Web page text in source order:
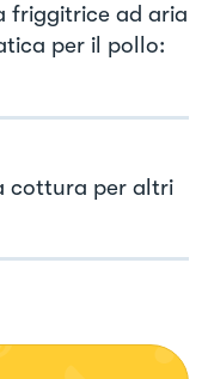
friggitrice ad aria
per il pollo:
cottura per altri